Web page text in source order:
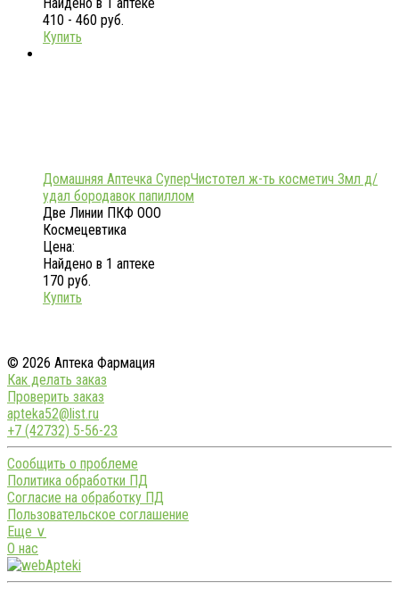
Найдено в 1 аптеке
410 - 460 руб.
Купить
Домашняя Аптечка СуперЧистотел ж-ть косметич 3мл д/
удал бородавок папиллом
Две Линии ПКФ ООО
Космецевтика
Цена:
Найдено в 1 аптеке
170 руб.
Купить
© 2026 Аптека Фармация
Как делать заказ
Проверить заказ
apteka52@list.ru
+7 (42732) 5-56-23
Сообщить о проблеме
Политика обработки ПД
Согласие на обработку ПД
Пользовательское соглашение
Еще ∨
О нас